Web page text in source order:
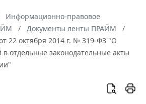
Информационно-правовое
Документы ленты ПРАЙМ
22 октября 2014 г. № 319-Ф3 "О
отдельные законодательные акты